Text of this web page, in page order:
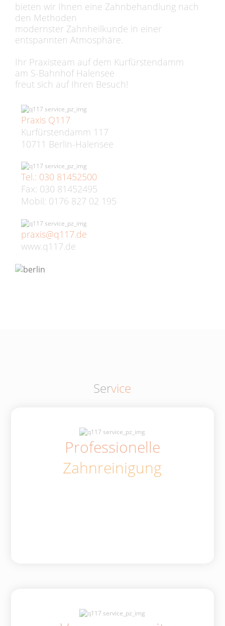
bieten wir Ihnen eine Zahnbehandlung nach
den Methoden
modernster Zahnheilkunde in einer
entspannten Atmosphäre.
Ihr Praxisteam auf dem Kurfürstendamm
am S-Bahnhof Halensee
freut sich auf Ihren Besuch!
Praxis Q117
Kurfürstendamm 117
10711 Berlin-Halensee
Tel.: 030 81452500
Fax: 030 81452495
Mobil: 0176 827 02 195
praxis@q117.de
www.q117.de
Service
Professionelle
Zahnreinigung